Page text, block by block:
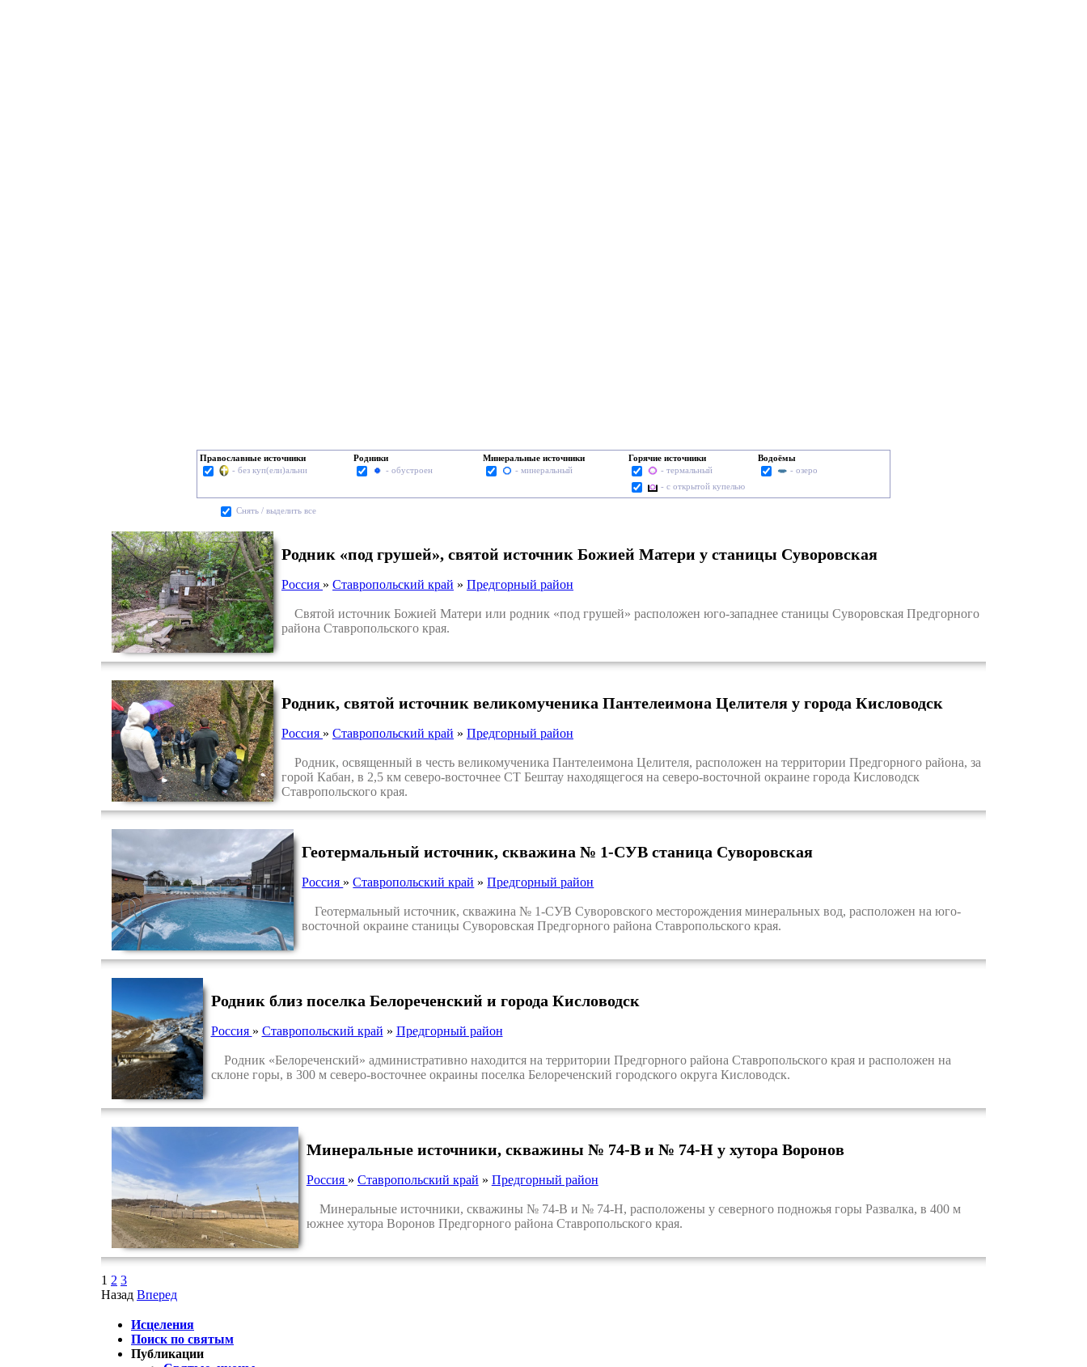
Православные источники
- без куп(ели)альни
Родники
- обустроен
Минеральные источники
- минеральный
Горячие источники
- термальный
- с открытой купелью
Водоёмы
- озеро
Cнять / выделить все
Родник «под грушей», святой источник Божией Матери у станицы Суворовская
Россия » Ставропольский край » Предгорный район
Святой источник Божией Матери или родник «под грушей» расположен юго-западнее станицы Суворовская Предгорного
района Ставропольского края.
Родник, святой источник великомученика Пантелеимона Целителя у города Кисловодск
Россия » Ставропольский край » Предгорный район
Родник, освященный в честь великомученика Пантелеимона Целителя, расположен на территории Предгорного района, за
горой Кабан, в 2,5 км северо-восточнее СТ Бештау находящегося на северо-восточной окраине города Кисловодск
Ставропольского края.
Геотермальный источник, скважина № 1-СУВ станица Суворовская
Россия »Ставропольский край »Предгорный район
Геотермальный источник, скважина № 1-СУВ Суворовского месторождения минеральных вод, расположен на юго-
восточной окраине станицы Суворовская Предгорного района Ставропольского края.
Родник близ поселка Белореченский и города Кисловодск
Россия » Ставропольский край » Предгорный район
Родник «Белореченский» административно находится на территории Предгорного района Ставропольского края и расположен на
склоне горы, в 300 м северо-восточнее окраины поселка Белореченский городского округа Кисловодск.
Минеральные источники, скважины № 74-В и № 74-Н у хутора Воронов
Россия » Ставропольский край » Предгорный район
Минеральные источники, скважины № 74-В и № 74-Н, расположены у северного подножья горы Развалка, в 400 м
южнее хутора Воронов Предгорного района Ставропольского края.
1 2 3
Назад Вперед
Исцеления
Поиск по святым
Публикации